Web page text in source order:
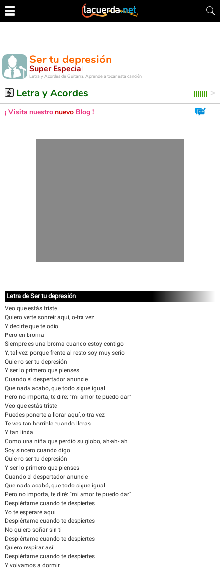
Ser tu depresión
Super Especial
Letra y Acordes de Guitarra. Aprende a tocar esta canción
Letra y Acordes
¡ Visita nuestro nuevo Blog !
Letra de Ser tu depresión
Veo que estás triste
Quiero verte sonreír aquí, o-tra vez
Y decirte que te odio
Pero en broma
Siempre es una broma cuando estoy contigo
Y, tal-vez, porque frente al resto soy muy serio
Quie-ro ser tu depresión
Y ser lo primero que pienses
Cuando el despertador anuncie
Que nada acabó, que todo sigue igual
Pero no importa, te diré: "mi amor te puedo dar"
Veo que estás triste
Puedes ponerte a llorar aquí, o-tra vez
Te ves tan horrible cuando lloras
Y tan linda
Como una niña que perdió su globo, ah-ah- ah
Soy sincero cuando digo
Quie-ro ser tu depresión
Y ser lo primero que pienses
Cuando el despertador anuncie
Que nada acabó, que todo sigue igual
Pero no importa, te diré: "mi amor te puedo dar"
Despiértame cuando te despiertes
Yo te esperaré aquí
Despiértame cuando te despiertes
No quiero soñar sin ti
Despiértame cuando te despiertes
Quiero respirar así
Despiértame cuando te despiertes
Y volvamos a dormir